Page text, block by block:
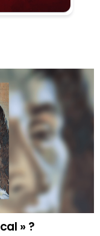
» ?